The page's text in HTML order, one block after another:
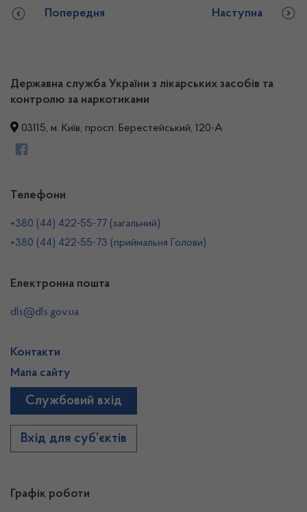
Попередня Наступна
Державна служба України з лікарських засобів та
контролю за наркотиками
03115, м. Київ, просп. Берестейський, 120-А
Графік роботи
Телефони
+380 (44) 422-55-77 (загальний)
+380 (44) 422-55-73 (приймальня Голови)
Електронна пошта
dls@dls.gov.ua
Контакти
Мапа сайту
Службовий вхід
Вхід для суб’єктів